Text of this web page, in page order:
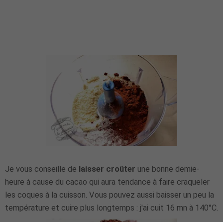
Je vous conseille de laisser croûter une bonne demie-
heure à cause du cacao qui aura tendance à faire craqueler
les coques à la cuisson. Vous pouvez aussi baisser un peu la
température et cuire plus longtemps : j'ai cuit 16 mn à 140°C.